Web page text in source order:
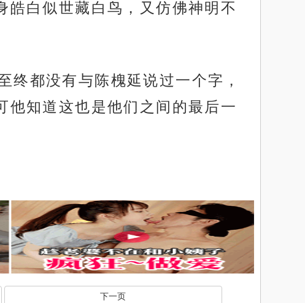
皓白似世藏白鸟，又仿佛神明不
终都没有与陈槐延说过一个字，
他知道这也是他们之间的最后一
下一页